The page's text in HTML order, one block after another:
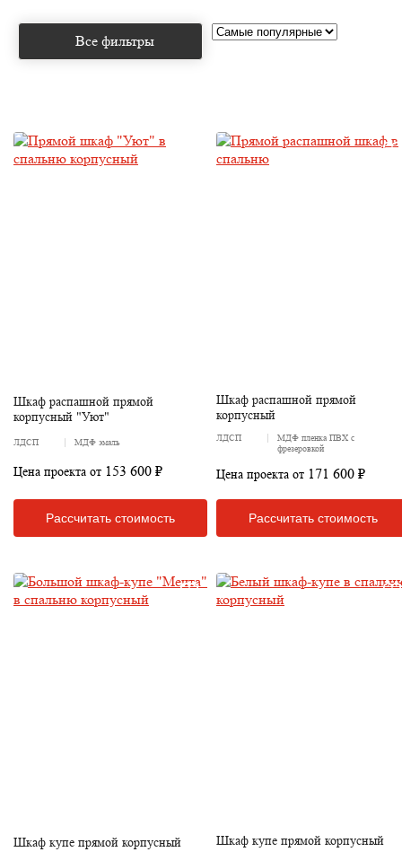
Все фильтры
Шкаф распашной прямой
корпусный "Уют"
ЛДСП МДФ эмаль
Цена проекта от 153 600 ₽
Рассчитать стоимость
Шкаф распашной прямой
корпусный
ЛДСП
МДФ пленка ПВХ с
фрезеровкой
Цена проекта от 171 600 ₽
Рассчитать стоимость
Шкаф купе прямой корпусный Шкаф купе прямой корпусный